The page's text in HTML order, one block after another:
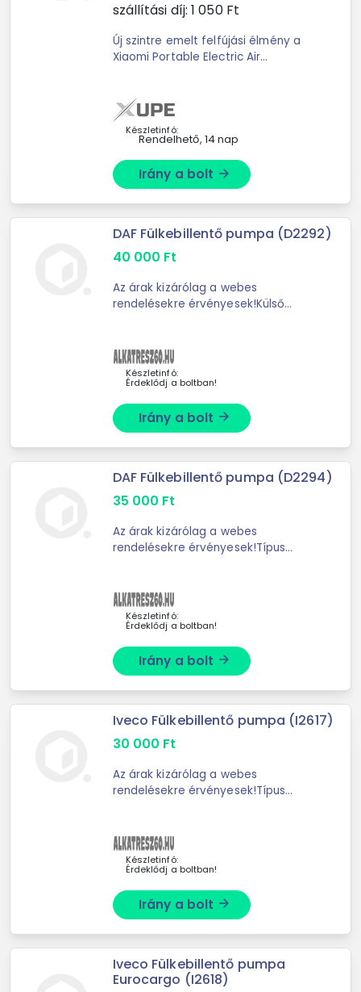
szállítási díj: 1 050Ft
Új szintre emelt felfújási élmény a
Xiaomi Portable Electric Air
Pro egy kompakt, mégis rendkívül
Készletinfó:
Rendelhető, 14 nap
Irány a bolt arrow_forward
DAF Fülkebillentő pumpa (D2292)
40 000 Ft
Az árak kizárólag a webes
rendelésekre érvényesek!Külső
mód kézi Felhasználható: Daf 95
Készletinfó:
Érdeklődj a boltban!
Irány a bolt arrow_forward
DAF Fülkebillentő pumpa (D2294)
35 000 Ft
Az árak kizárólag a webes
rendelésekre érvényesek!Típus
dbmenetes csatlakozó M12x1,5
/M14x1,5Súly 2,80kg Fel
Készletinfó:
Érdeklődj a boltban!
Irány a bolt arrow_forward
Iveco Fülkebillentő pumpa (I2617)
30 000 Ft
Az árak kizárólag a webes
rendelésekre érvényesek!Típus
mmSzélesség 80.0
mmCsatlakozások száma 3.0
Készletinfó:
Érdeklődj a boltban!
Irány a bolt arrow_forward
Iveco Fülkebillentő pumpa
Eurocargo (I2618)